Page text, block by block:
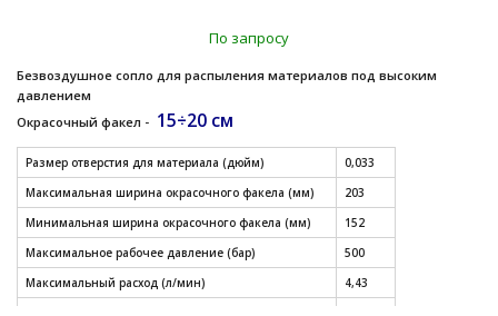
По запросу
Безвоздушное сопло для распыления материалов под высоким
давлением
Окрасочный факел - 15÷20 см
Размер отверстия для материала (дюйм)
0,033
Максимальная ширина окрасочного факела (мм)
203
Минимальная ширина окрасочного факела (мм)
152
Максимальное рабочее давление (бар)
500
Максимальный расход (л/мин)
4,43